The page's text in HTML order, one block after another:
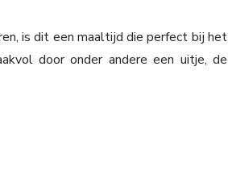
is dit een maaltijd die perfect bij het
door onder andere een uitje, de